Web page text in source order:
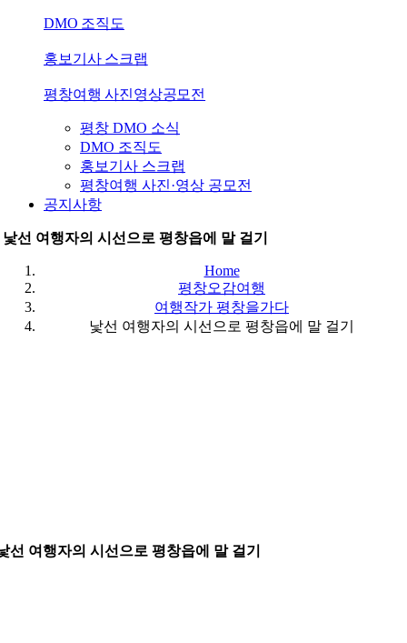
DMO 조직도
홍보기사 스크랩
평창여행 사진영상공모전
평창 DMO 소식
DMO 조직도
홍보기사 스크랩
평창여행 사진·영상 공모전
공지사항
낯선 여행자의 시선으로 평창읍에 말 걸기
Home
평창오감여행
여행작가 평창을가다
낯선 여행자의 시선으로 평창읍에 말 걸기
선 여행자의 시선으로 평창읍에 말 걸기